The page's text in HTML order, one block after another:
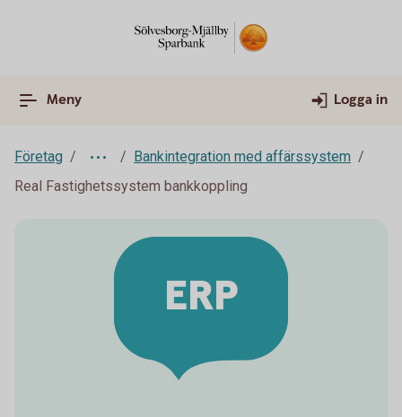
Meny Logga in
Företag
Bankintegration med affärssystem
Real Fastighetssystem bankkoppling
ERP